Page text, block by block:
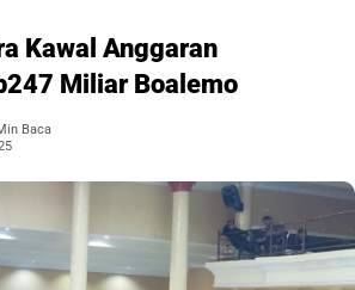
Kawal Anggaran
Miliar Boalemo
Baca